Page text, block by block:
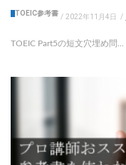
TOEIC参考書 / 2022年11月4日 /
TOEIC Part5の短文穴埋め問...